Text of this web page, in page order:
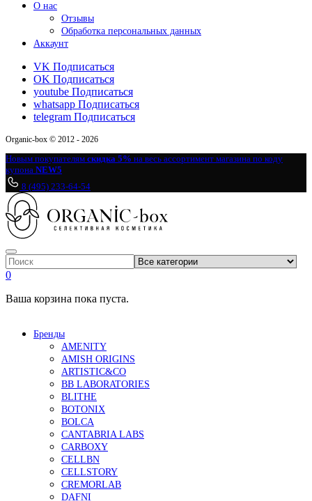
О нас
Отзывы
Обработка персональных данных
Аккаунт
VK Подписаться
OK Подписаться
youtube Подписаться
whatsapp Подписаться
telegram Подписаться
Organic-box © 2012 - 2026
Новым покупателям скидка 5% на весь ассортимент магазина по коду
купона NEW5
8 (495) 233-64-54
0
Ваша корзина пока пуста.
Бренды
AMENITY
AMISH ORIGINS
ARTISTIC&CO
BB LABORATORIES
BLITHE
BOTONIX
BOLCA
CANTABRIA LABS
CARBOXY
CELLBN
CELLSTORY
CREMORLAB
DAFNI